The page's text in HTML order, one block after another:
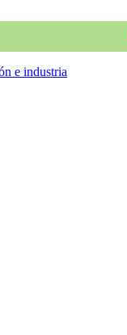
e industria